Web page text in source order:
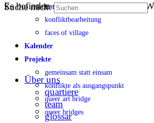
transparenz
konfliktbearbeitung
faces of village
Kalender
Projekte
gemeinsam statt einsam
konflikte als ausgangspunkt
queer art bridge
queer bridges
Es befinden sich keine Produkte im
Suche nach:
Über uns
quartiere
team
glossar